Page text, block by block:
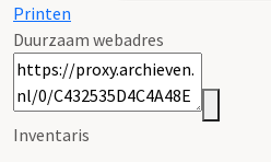
Printen
Duurzaam webadres
Inventaris